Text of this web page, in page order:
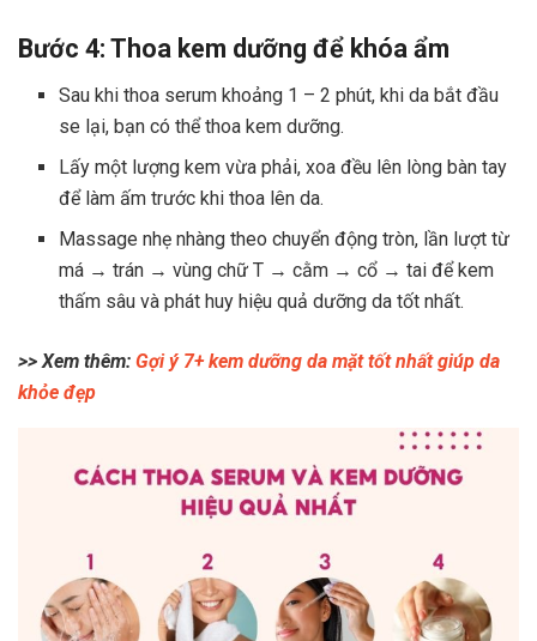
Bước 4: Thoa kem dưỡng để khóa ẩm
Sau khi thoa serum khoảng 1 – 2 phút, khi da bắt đầu
se lại, bạn có thể thoa kem dưỡng.
Lấy một lượng kem vừa phải, xoa đều lên lòng bàn tay
để làm ấm trước khi thoa lên da.
Massage nhẹ nhàng theo chuyển động tròn, lần lượt từ
má → trán → vùng chữ T → cằm → cổ → tai để kem
thấm sâu và phát huy hiệu quả dưỡng da tốt nhất.
>> Xem thêm: Gợi ý 7+ kem dưỡng da mặt tốt nhất giúp da
khỏe đẹp